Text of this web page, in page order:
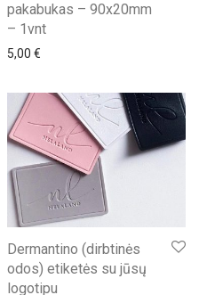
pakabukas – 90x20mm
– 1vnt
5,00 €
Dermantino (dirbtinės
odos) etiketės su jūsų
logotipu